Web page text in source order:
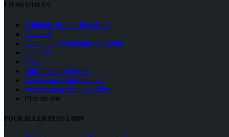
LIENS UTILES
Politique de confidentialité
Cookies
Conditions Générales de vente
Contact
FAQs
Informations légales
Livraison et frais de port
Livraison pendant les fêtes
Plan de site
POUR ALLER PLUS LOIN